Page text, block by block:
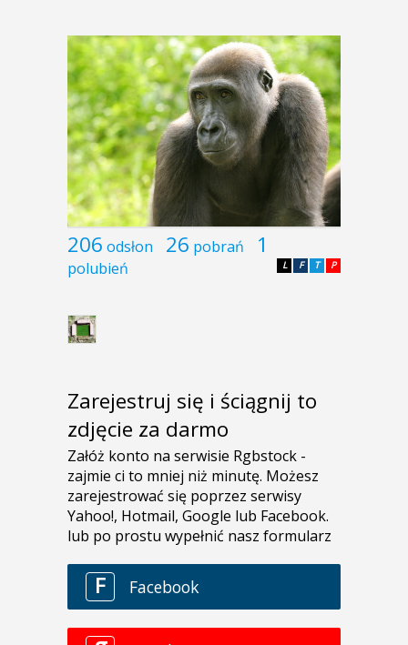
206 odsłon 26 pobrań 1
polubień P
T
F
L
Zarejestruj się i ściągnij to
zdjęcie za darmo